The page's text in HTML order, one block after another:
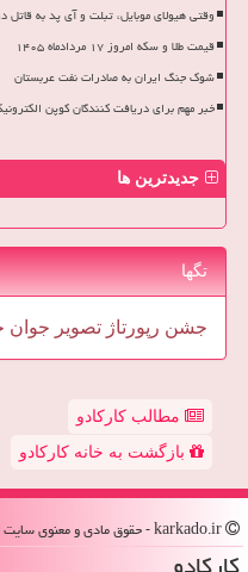
وقتی هیولای موبایل، تبلت و آی پد به
قیمت طلا و سکه امروز ۱۷ مردادماه ۱۴۰۵
شوک جنگ ایران به صادرات نفت عربستان
خبر مهم برای دریافت کنندگان کوپن
جدیدترین ها
تگها
جشن رپورتاژ تصویر جوان
مطالب کارکادو
بازگشت به خانه کارکادو